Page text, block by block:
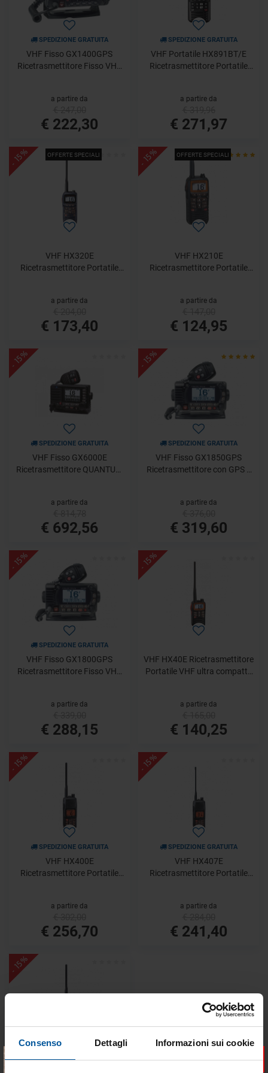
×
Consenso Dettagli Informazioni sui cookie
SPEDIZIONE GRATUITA
VHF Fisso GX1400GPS
Ricetrasmettitore Fisso VHF
a partire da
€ 222,30
SPEDIZIONE GRATUITA
VHF Portatile HX891BT/E
Ricetrasmettitore Portatile
a partire da
€ 271,97
OFFERTE SPECIALI
- 15%
VHF HX320E
Ricetrasmettitore Portatile
a partire da
€ 173,40
OFFERTE SPECIALI
- 15%
VHF HX210E
Ricetrasmettitore Portatile
a partire da
€ 124,95
- 15%
SPEDIZIONE GRATUITA
VHF Fisso GX6000E
Ricetrasmettitore QUANTUM
a partire da
€ 692,56
- 15%
SPEDIZIONE GRATUITA
VHF Fisso GX1850GPS
Ricetrasmettitore con GPS e
a partire da
€ 319,60
- 15%
SPEDIZIONE GRATUITA
VHF Fisso GX1800GPS
Ricetrasmettitore Fisso VHF
a partire da
€ 288,15
- 15%
VHF HX40E Ricetrasmettitore
Portatile VHF ultra compatto
a partire da
€ 140,25
- 15%
SPEDIZIONE GRATUITA
VHF HX400E
Ricetrasmettitore Portatile
a partire da
€ 256,70
- 15%
SPEDIZIONE GRATUITA
VHF HX407E
Ricetrasmettitore Portatile
a partire da
€ 241,40
- 15%
SPEDIZIONE GRATUITA
VHF HX400IS